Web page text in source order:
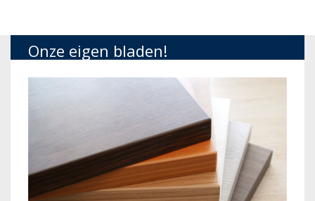
Onze eigen bladen!